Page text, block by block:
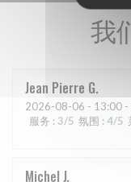
我
Jean Pierre G
2026-08-06 - 13:00 -
服务 : 3/5 氛围 : 4/5
Michel J